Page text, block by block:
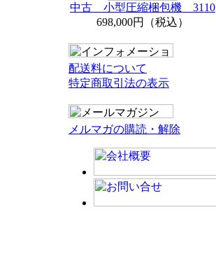
中古 小型圧縮梱包機 3110
698,000円（税込）
配送料について
特定商取引法の表示
メルマガの購読・解除